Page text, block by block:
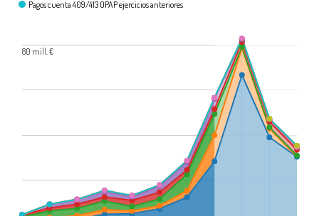
Pagos cuenta 409/413 OPAP ejercicios anteriores
80 mill. €